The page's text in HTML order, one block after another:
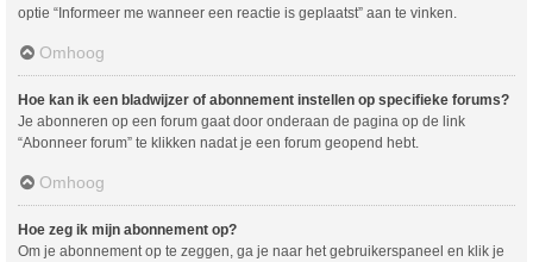
optie “Informeer me wanneer een reactie is geplaatst” aan te vinken.
Omhoog
Hoe kan ik een bladwijzer of abonnement instellen op specifieke forums?
Je abonneren op een forum gaat door onderaan de pagina op de link
“Abonneer forum” te klikken nadat je een forum geopend hebt.
Omhoog
Hoe zeg ik mijn abonnement op?
Om je abonnement op te zeggen, ga je naar het gebruikerspaneel en klik je